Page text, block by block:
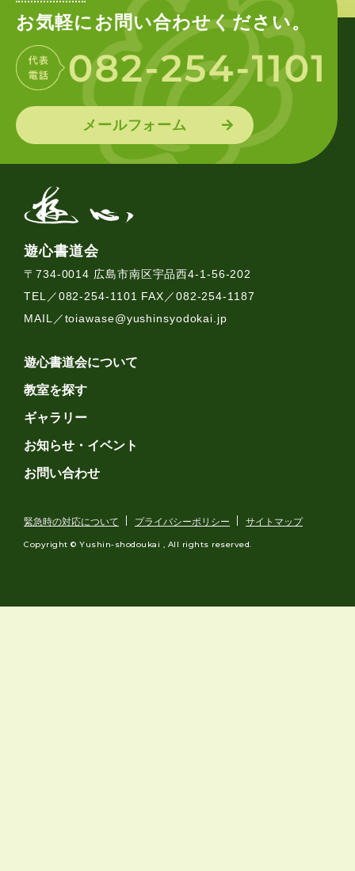
お気軽にお問い合わせください。
メールフォーム
遊心書道会
〒734-0014 広島市南区宇品西4-1-56-202
TEL／082-254-1101 FAX／082-254-1187
MAIL／toiawase@yushinsyodokai.jp
遊心書道会について
教室を探す
ギャラリー
お知らせ・イベント
お問い合わせ
緊急時の対応について プライバシーポリシー サイトマップ
Copyright © Yushin-shodoukai , All rights reserved.